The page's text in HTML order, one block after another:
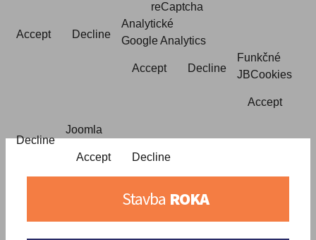
reCaptcha
Accept Decline
Analytické
Google Analytics
Accept Decline
Funkčné
JBCookies
Accept
Decline
Joomla
Accept Decline
Stavba ROKA